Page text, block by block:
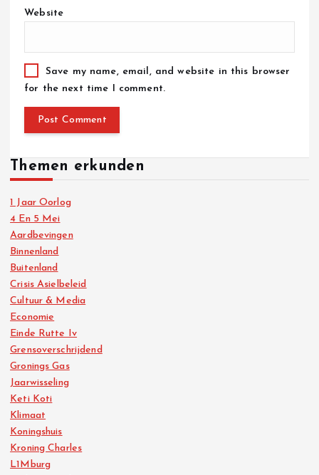
Website
Save my name, email, and website in this browser
for the next time I comment.
Themen erkunden
1 Jaar Oorlog
4 En 5 Mei
Aardbevingen
Binnenland
Buitenland
Crisis Asielbeleid
Cultuur & Media
Economie
Einde Rutte Iv
Grensoverschrijdend
Gronings Gas
Jaarwisseling
Keti Koti
Klimaat
Koningshuis
Kroning Charles
L1Mburg